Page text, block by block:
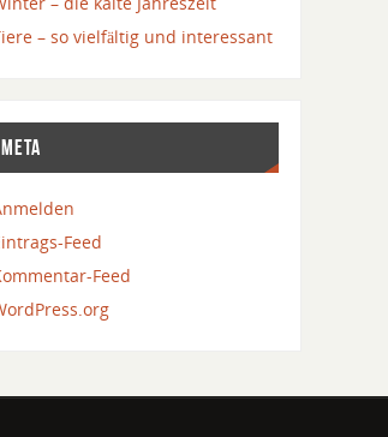
– so vielfältig und interessant
META
Feed
Feed